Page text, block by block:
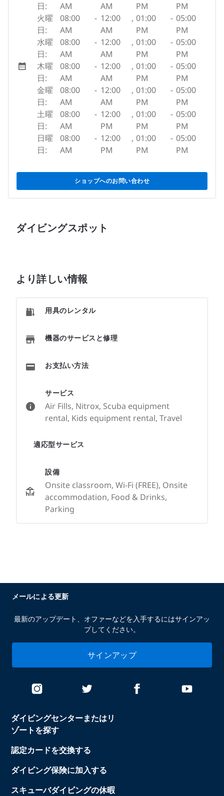
日:
AM
AM
PM
PM
火曜
日:
08:00
AM
- 12:00
AM
, 01:00
PM
- 05:00
PM
水曜
日:
08:00
AM
- 12:00
AM
, 01:00
PM
- 05:00
PM
木曜
日:
08:00
AM
- 12:00
AM
, 01:00
PM
- 05:00
PM
金曜
日:
08:00
AM
- 12:00
AM
, 01:00
PM
- 05:00
PM
土曜
日:
08:00
AM
- 12:00
PM
, 01:00
PM
- 05:00
PM
日曜
日:
08:00
AM
- 12:00
PM
, 01:00
PM
- 05:00
PM
ショップへのお問い合わせ
ダイビングスポット
より詳しい情報
サービス
Air Fills, Nitrox, Scuba equipment
rental, Kids equipment rental, Travel
適応型サービス
設備
Onsite classroom, Wi-Fi (FREE), Onsite
accommodation, Food & Drinks,
Parking
用具のレンタル
機器のサービスと修理
お支払い方法
ダイビングセンターまたはリ
ゾートを探す
認定カードを交換する
ダイビング保険に加入する
スキューバダイビングの休暇
メールによる更新
最新のアップデート、オファーなどを入手するにはサインアッ
プしてください。
サインアップ